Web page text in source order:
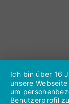
Ich bin über 16
unsere
um
Benutzerprofil